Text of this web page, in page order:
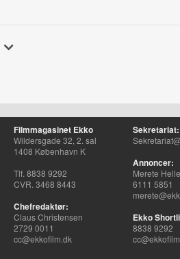
Filmmagasinet Ekko
Wildersgade 32, 2. sal
1408 København K
Tlf. 8838 9292
CVR. 3468 8443
Chefredaktør:
Claus Christensen
2729 0011
cc@ekkofilm.dk
Sekretariat:
Annoncer:
Merete
6111 5851
Ekko
8838 9292